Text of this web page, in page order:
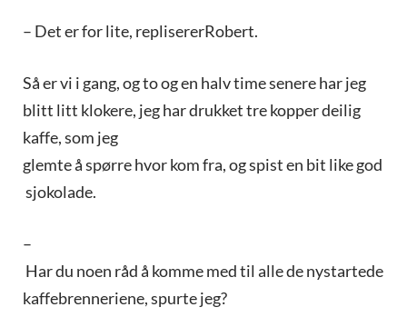
– Det er for lite, replisererRobert.
Så er vi i gang, og to og en halv time senere har jeg
blitt litt klokere, jeg har drukket tre kopper deilig
kaffe, som jeg
glemte å spørre hvor kom fra, og spist en bit like god
sjokolade.
–
Har du noen råd å komme med til alle de nystartede
kaffebrenneriene, spurte jeg?